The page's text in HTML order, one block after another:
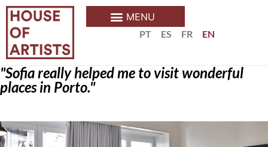
PT ES FR EN
"Sofia really helped me to visit wonderful
places in Porto."